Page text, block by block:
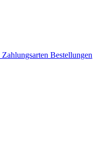
Zahlungsarten Bestellungen